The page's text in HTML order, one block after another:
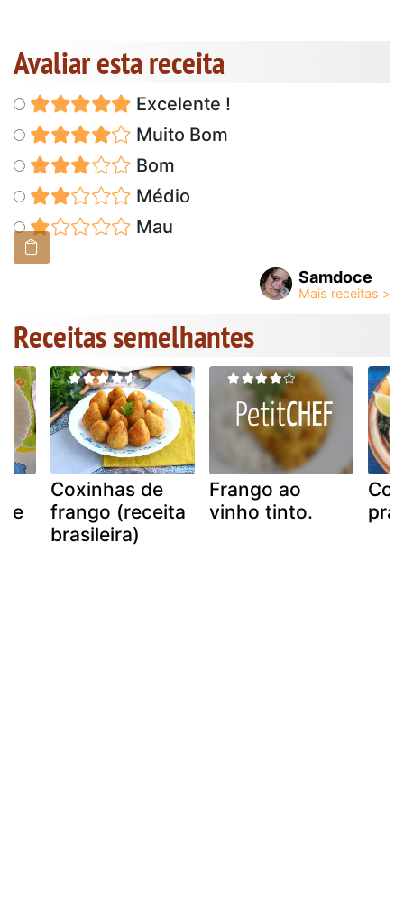
Avaliar esta receita
Excelente !
Muito Bom
Bom
Médio
Mau
Samdoce
Receitas semelhantes
e
Coxinhas de
frango (receita
brasileira)
Frango ao
vinho tinto.